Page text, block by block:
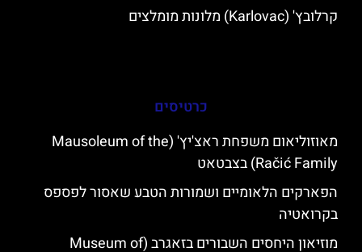
קרלובץ' (Karlovac) מלונות מומלצים
כרטיסים
מאוזוליאום משפחת ראצ'יץ' (Mausoleum of the
Račić Family) בצבטאט
הפארקים הלאומיים ושמורות הטבע שאסור לפספס
בקרואטיה
מוזיאון היחסים השבורים בזאגרב (Museum of